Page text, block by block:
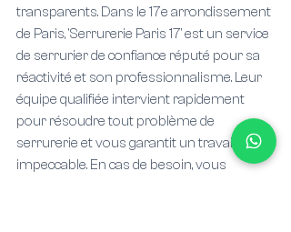
transparents. Dans le 17e arrondissement
de Paris, 'Serrurerie Paris 17' est un service
de serrurier de confiance réputé pour sa
réactivité et son professionnalisme. Leur
équipe qualifiée intervient rapidement
pour résoudre tout problème de
serrurerie et vous garantit un travail
impeccable. En cas de besoin, vous